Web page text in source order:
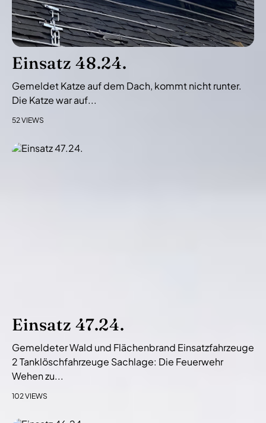
a
t
i
o
n
Einsatz 48.24.
Gemeldet Katze auf dem Dach, kommt nicht runter.
Die Katze war auf...
52 VIEWS
Einsatz 47.24.
Gemeldeter Wald und Flächenbrand Einsatzfahrzeuge
2 Tanklöschfahrzeuge Sachlage: Die Feuerwehr
Wehen zu...
102 VIEWS